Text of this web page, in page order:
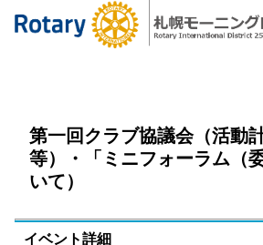
第一回クラブ協議会（活動
等）・「ミニフォーラム（
いて）
イベント詳細